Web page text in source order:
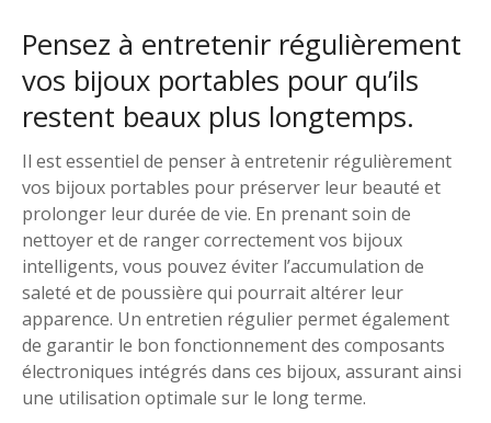
Pensez à entretenir régulièrement
vos bijoux portables pour qu’ils
restent beaux plus longtemps.
Il est essentiel de penser à entretenir régulièrement
vos bijoux portables pour préserver leur beauté et
prolonger leur durée de vie. En prenant soin de
nettoyer et de ranger correctement vos bijoux
intelligents, vous pouvez éviter l’accumulation de
saleté et de poussière qui pourrait altérer leur
apparence. Un entretien régulier permet également
de garantir le bon fonctionnement des composants
électroniques intégrés dans ces bijoux, assurant ainsi
une utilisation optimale sur le long terme.